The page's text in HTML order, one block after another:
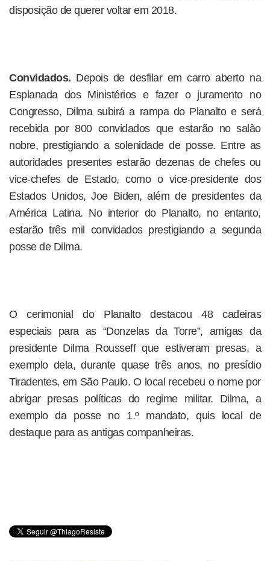
disposição de querer voltar em 2018.
Convidados. Depois de desfilar em carro aberto na
Esplanada dos Ministérios e fazer o juramento no
Congresso, Dilma subirá a rampa do Planalto e será
recebida por 800 convidados que estarão no salão
nobre, prestigiando a solenidade de posse. Entre as
autoridades presentes estarão dezenas de chefes ou
vice-chefes de Estado, como o vice-presidente dos
Estados Unidos, Joe Biden, além de presidentes da
América Latina. No interior do Planalto, no entanto,
estarão três mil convidados prestigiando a segunda
posse de Dilma.
O cerimonial do Planalto destacou 48 cadeiras
especiais para as “Donzelas da Torre”, amigas da
presidente Dilma Rousseff que estiveram presas, a
exemplo dela, durante quase três anos, no presídio
Tiradentes, em São Paulo. O local recebeu o nome por
abrigar presas políticas do regime militar. Dilma, a
exemplo da posse no 1.º mandato, quis local de
destaque para as antigas companheiras.